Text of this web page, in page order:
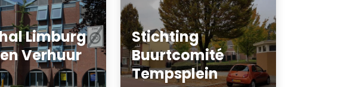
Limburg
Verhuur
Stichting
Buurtcomité
Tempsplein